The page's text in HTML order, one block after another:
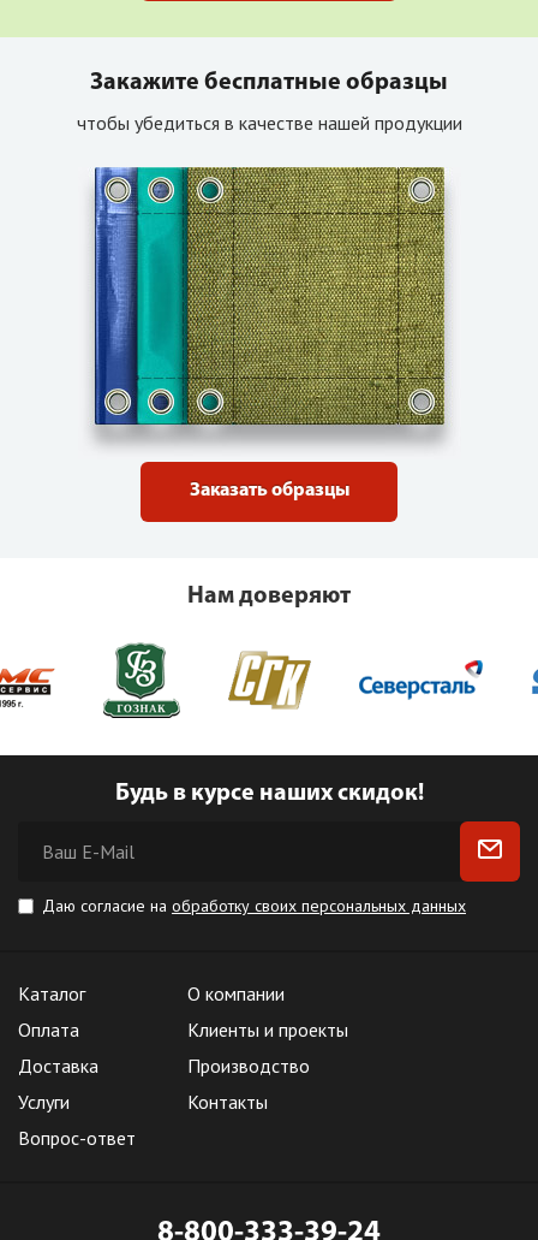
Закажите бесплатные образцы
чтобы убедиться в качестве нашей продукции
Заказать образцы
Нам доверяют
Будь в курсе наших скидок!
Даю согласие на обработку своих персональных данных
Каталог
Оплата
Доставка
Услуги
Вопрос-ответ
О компании
Клиенты и проекты
Производство
Контакты
8-800-333-39-24